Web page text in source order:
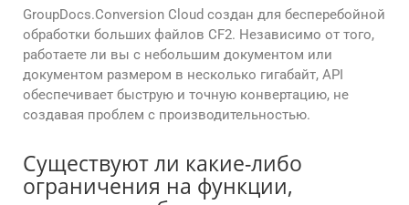
GroupDocs.Conversion Cloud создан для бесперебойной
обработки больших файлов CF2. Независимо от того,
работаете ли вы с небольшим документом или
документом размером в несколько гигабайт, API
обеспечивает быструю и точную конвертацию, не
создавая проблем с производительностью.
Существуют ли какие-либо
ограничения на функции,